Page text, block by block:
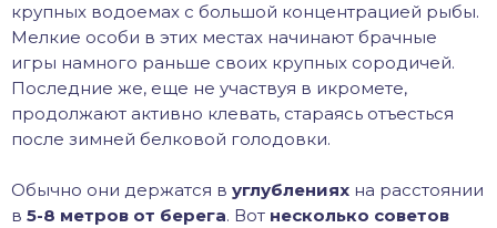
крупных водоемах с большой концентрацией рыбы.
Мелкие особи в этих местах начинают брачные
игры намного раньше своих крупных сородичей.
Последние же, еще не участвуя в икромете,
продолжают активно клевать, стараясь отъесться
после зимней белковой голодовки.
Обычно они держатся в углублениях на расстоянии
в 5-8 метров от берега. Вот несколько советов